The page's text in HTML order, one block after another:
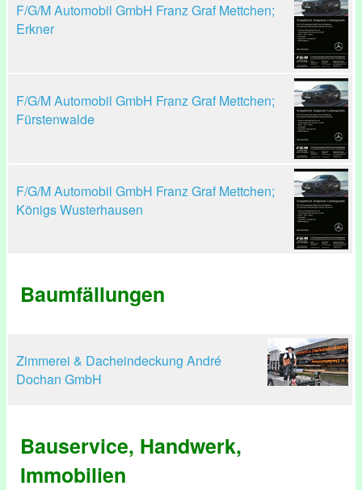
F/G/M Automobil GmbH Franz Graf Mettchen;
Erkner
F/G/M Automobil GmbH Franz Graf Mettchen;
Fürstenwalde
F/G/M Automobil GmbH Franz Graf Mettchen;
Königs Wusterhausen
Baumfällungen
Zimmerei & Dacheindeckung André
Dochan GmbH
Bauservice, Handwerk,
Immobilien